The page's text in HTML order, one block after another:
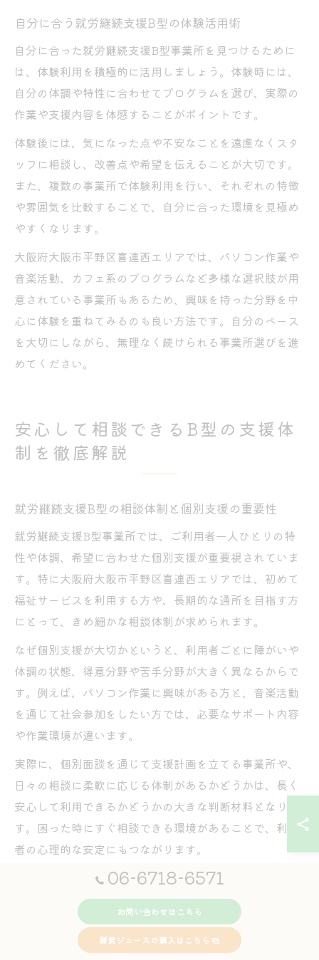
自分に合う就労継続支援B型の体験活用術
自分に合った就労継続支援B型事業所を見つけるために
は、体験利用を積極的に活用しましょう。体験時には、
自分の体調や特性に合わせてプログラムを選び、実際の
作業や支援内容を体感することがポイントです。
体験後には、気になった点や不安なことを遠慮なくスタ
ッフに相談し、改善点や希望を伝えることが大切です。
また、複数の事業所で体験利用を行い、それぞれの特徴
や雰囲気を比較することで、自分に合った環境を見極め
やすくなります。
大阪府大阪市平野区喜連西エリアでは、パソコン作業や
音楽活動、カフェ系のプログラムなど多様な選択肢が用
意されている事業所もあるため、興味を持った分野を中
心に体験を重ねてみるのも良い方法です。自分のペース
を大切にしながら、無理なく続けられる事業所選びを進
めてください。
安心して相談できるB型の支援体
制を徹底解説
就労継続支援B型の相談体制と個別支援の重要性
就労継続支援B型事業所では、ご利用者一人ひとりの特
性や体調、希望に合わせた個別支援が重要視されていま
す。特に大阪府大阪市平野区喜連西エリアでは、初めて
福祉サービスを利用する方や、長期的な通所を目指す方
にとって、きめ細かな相談体制が求められます。
なぜ個別支援が大切かというと、利用者ごとに障がいや
体調の状態、得意分野や苦手分野が大きく異なるからで
す。例えば、パソコン作業に興味がある方と、音楽活動
を通じて社会参加をしたい方では、必要なサポート内容
や作業環境が違います。
実際に、個別面談を通じて支援計画を立てる事業所や、
日々の相談に柔軟に応じる体制があるかどうかは、長く
安心して利用できるかどうかの大きな判断材料となりま
す。困った時にすぐ相談できる環境があることで、利用
者の心理的な安定にもつながります。
安心して相談できる就労継続支援B型選びのコツ
大阪府大阪市平野区喜連西で安心して通える就労継続支
援B型事業所を選ぶには、まず「相談しやすさ」に注目
06-6718-6571
お問い合わせはこちら
酵素ジュースの購入はこちら